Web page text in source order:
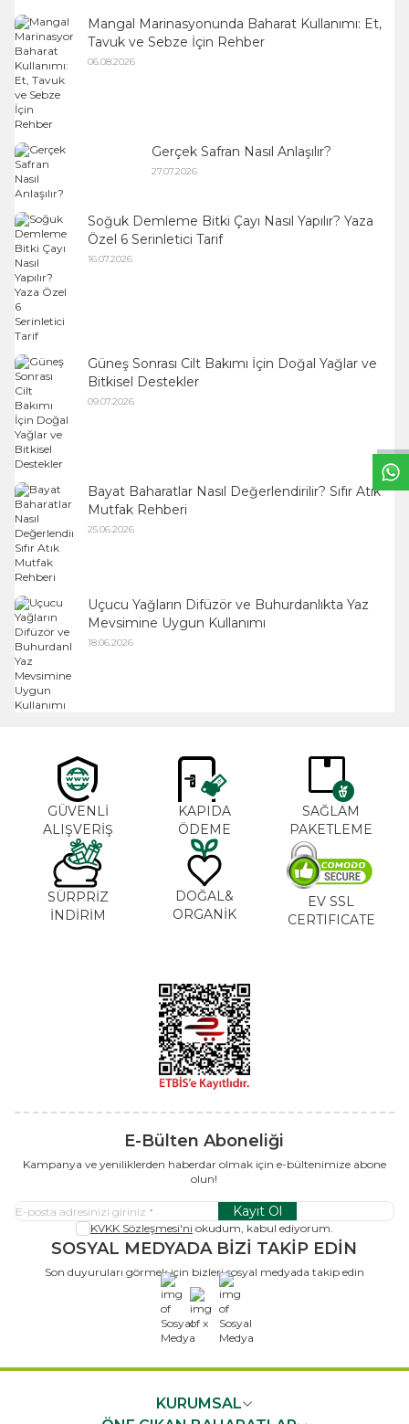
Mangal Marinasyonunda Baharat Kullanımı: Et,
Tavuk ve Sebze İçin Rehber
06.08.2026
Gerçek Safran Nasıl Anlaşılır?
27.07.2026
Soğuk Demleme Bitki Çayı Nasıl Yapılır? Yaza
Özel 6 Serinletici Tarif
16.07.2026
Güneş Sonrası Cilt Bakımı İçin Doğal Yağlar ve
Bitkisel Destekler
09.07.2026
Bayat Baharatlar Nasıl Değerlendirilir? Sıfır Atık
Mutfak Rehberi
25.06.2026
Uçucu Yağların Difüzör ve Buhurdanlıkta Yaz
Mevsimine Uygun Kullanımı
18.06.2026
GÜVENLİ
ALIŞVERİŞ
KAPIDA
ÖDEME
SAĞLAM
PAKETLEME
SÜRPRİZ
İNDİRİM
DOĞAL&
ORGANİK
EV SSL
CERTIFICATE
E-Bülten Aboneliği
Kampanya ve yeniliklerden haberdar olmak için e-bültenimize abone
olun!
Kayıt Ol
KVKK Sözleşmesi'ni okudum, kabul ediyorum.
SOSYAL MEDYADA BİZİ TAKİP EDİN
Son duyuruları görmek için bizleri sosyal medyada takip edin
x
KURUMSAL